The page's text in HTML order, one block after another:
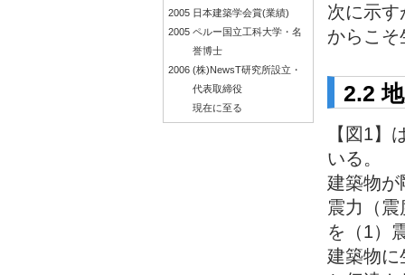
2005 日本建築学会賞(業績)
2005 ペルー国立工科大学・名
誉博士
2006 (株)NewsT研究所設立・
代表取締役
現在に至る
次に示す
からこ
2.2
【図1】
いる。
建築物が
震力（震
を（1）
建築物に